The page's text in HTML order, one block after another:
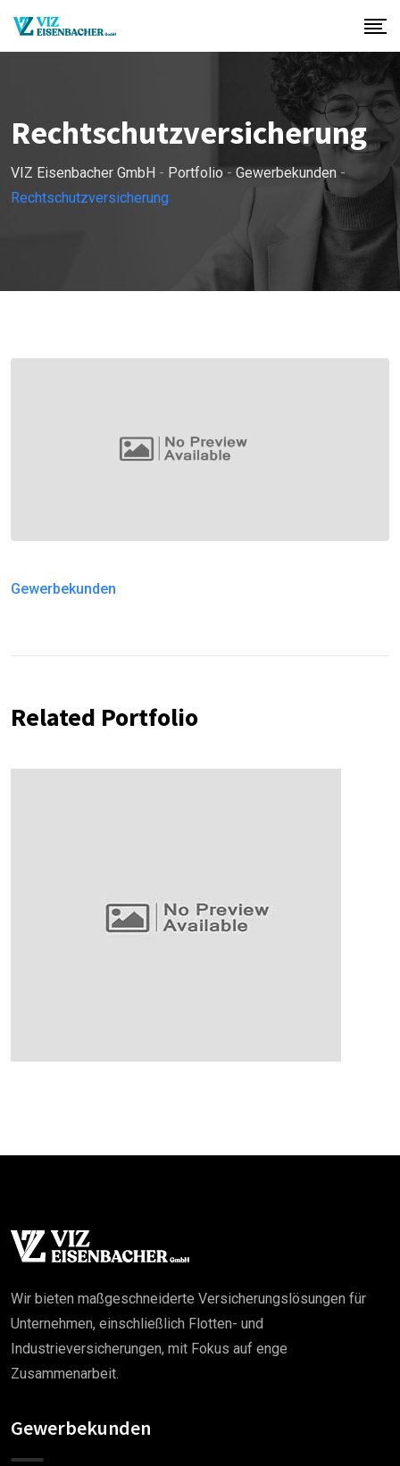
Rechtschutzversicherung
VIZ Eisenbacher GmbH - Portfolio - Gewerbekunden -
Rechtschutzversicherung
Gewerbekunden
Related Portfolio
Wir bieten maßgeschneiderte Versicherungslösungen für
Unternehmen, einschließlich Flotten- und
Industrieversicherungen, mit Fokus auf enge
Zusammenarbeit.
Gewerbekunden